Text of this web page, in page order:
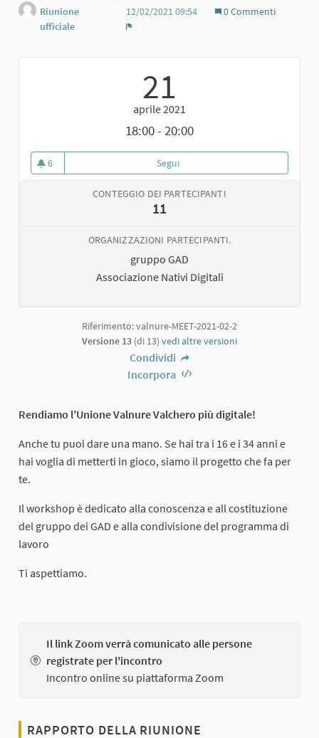
Riunione
ufficiale
12/02/2021 09:54
0 Commenti
21
aprile 2021
18:00 - 20:00
6
6 sostenitori
Segui
CONTEGGIO DEI PARTECIPANTI
11
ORGANIZZAZIONI PARTECIPANTI.
gruppo GAD
Associazione Nativi Digitali
Riferimento: valnure-MEET-2021-02-2
Versione 13 (di 13) vedi altre versioni
Condividi
Incorpora
Rendiamo l’Unione Valnure Valchero più digitale!
Anche tu puoi dare una mano. Se hai tra i 16 e i 34 anni e
hai voglia di metterti in gioco, siamo il progetto che fa per
te.
Il workshop è dedicato alla conoscenza e all costituzione
del gruppo dei GAD e alla condivisione del programma di
lavoro
Ti aspettiamo.
Il link Zoom verrà comunicato alle persone
registrate per l'incontro
Incontro online su piattaforma Zoom
RAPPORTO DELLA RIUNIONE